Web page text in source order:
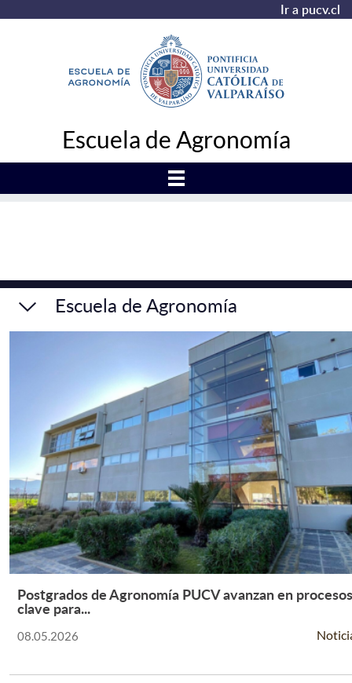
Ir a pucv.cl
Escuela de Agronomía
Escuela de Agronomía
Leer Más +
Postgrados de Agronomía PUCV avanzan en procesos
clave para...
08.05.2026